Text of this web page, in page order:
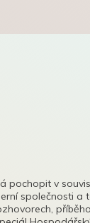
pochopit v
společnosti a